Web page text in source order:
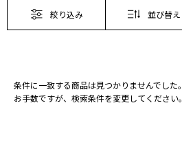
絞り込み 並び替え
条件に一致する商品は見つかりませんでした。
お手数ですが、検索条件を変更してください。